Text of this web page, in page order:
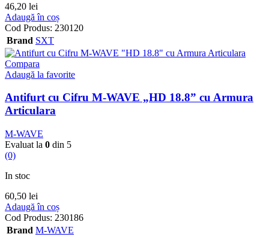
46,20 lei
Adaugă în coș
Cod Produs: 230120
Brand SXT
Compara
Adaugă la favorite
Antifurt cu Cifru M-WAVE „HD 18.8” cu Armura
Articulara
M-WAVE
Evaluat la 0 din 5
(0)
In stoc
60,50 lei
Adaugă în coș
Cod Produs: 230186
Brand M-WAVE